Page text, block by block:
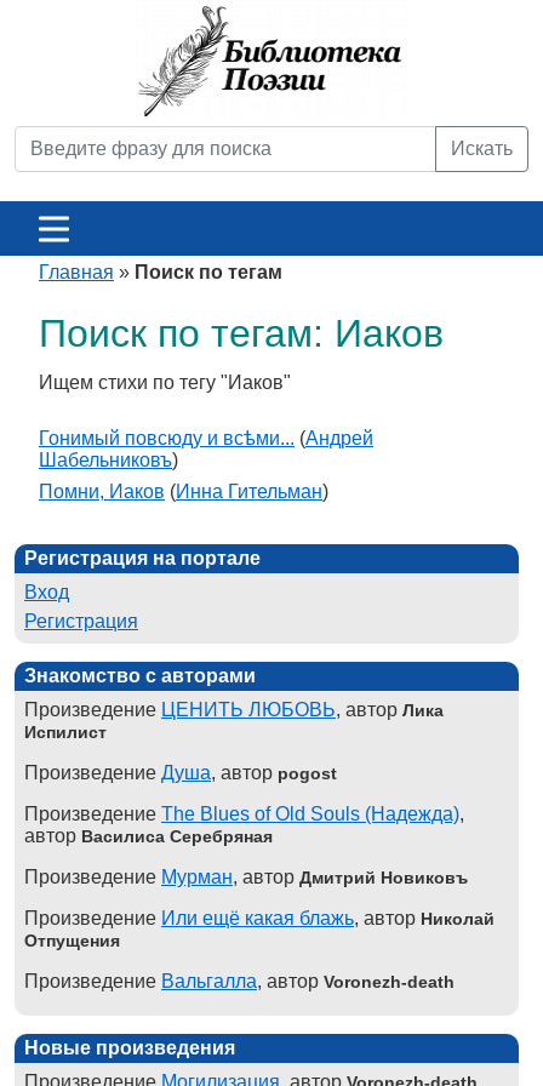
Искать
Главная » Поиск по тегам
Поиск по тегам: Иаков
Ищем стихи по тегу "Иаков"
Гонимый повсюду и всѣми... (Андрей
Шабельниковъ)
Помни, Иаков (Инна Гительман)
Регистрация на портале
Вход
Регистрация
Знакомство с авторами
Произведение ЦЕНИТЬ ЛЮБОВЬ, автор Лика
Испилист
Произведение Душа, автор pogost
Произведение The Blues of Old Souls (Надежда),
автор Василиса Серебряная
Произведение Мурман, автор Дмитрий Новиковъ
Произведение Или ещё какая блажь, автор Николай
Отпущения
Произведение Вальгалла, автор Voronezh-death
Новые произведения
Произведение Могилизация , автор